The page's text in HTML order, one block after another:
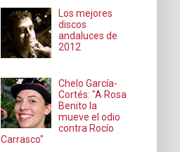
Los mejores
discos
andaluces de
2012
Chelo García-
Cortés: "A Rosa
Benito la
mueve el odio
contra Rocío
Carrasco"